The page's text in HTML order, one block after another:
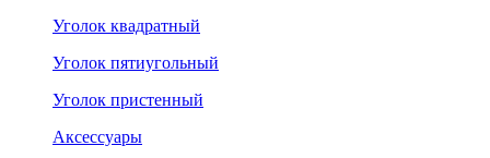
Уголок квадратный
Уголок пятиугольный
Уголок пристенный
Аксессуары